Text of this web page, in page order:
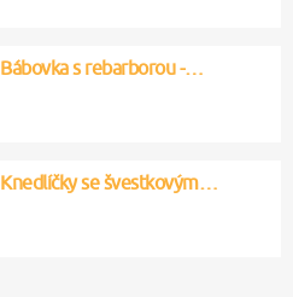
Knedlíčky se švestkovým…
Bábovka s rebarborou -…